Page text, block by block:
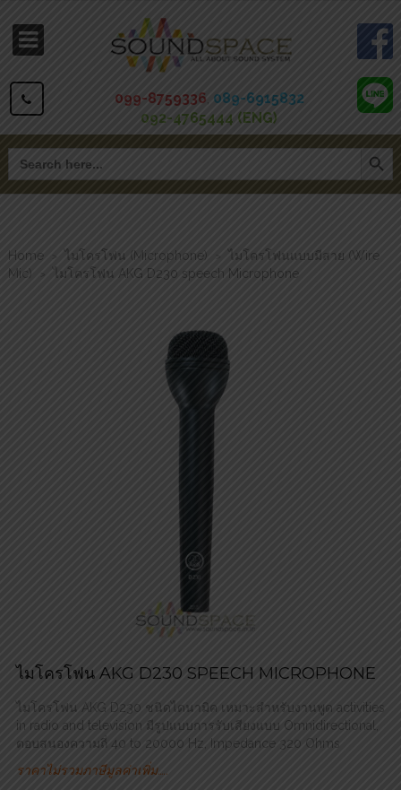
099-8759336, 089-6915832
092-4765444 (ENG)
for:
Search Button
Home > ไมโครโฟน (Microphone) >
ไมโครโฟนแบบมีสาย (Wire
Mic)
> ไมโครโฟน AKG D230 speech Microphone
ไมโครโฟน AKG D230 SPEECH MICROPHONE
ไมโครโฟน AKG D230 ชนิดไดนามิค เหมาะสำหรับงานพูด activities
in radio and television มีรูปแบบการรับเสียงแบบ Omnidirectional,
ตอบสนองความถี่ 40 to 20000 Hz, Impedance 320 Ohms
ราคาไม่รวมภาษีมูลค่าเพิ่ม…..